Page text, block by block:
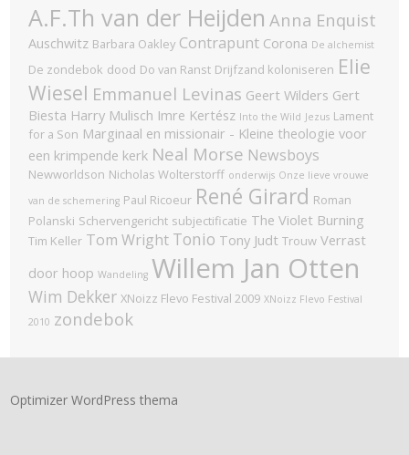
A.F.Th van der Heijden Anna Enquist
Auschwitz Barbara Oakley Contrapunt Corona De alchemist
De zondebok dood Do van Ranst Drijfzand koloniseren Elie
Wiesel Emmanuel Levinas Geert Wilders Gert
Biesta Harry Mulisch Imre Kertész Into the Wild Jezus Lament
for a Son Marginaal en missionair - Kleine theologie voor
een krimpende kerk Neal Morse Newsboys
Newworldson Nicholas Wolterstorff onderwijs Onze lieve vrouwe
van de schemering Paul Ricoeur René Girard Roman
Polanski Schervengericht subjectificatie The Violet Burning
Tim Keller Tom Wright Tonio Tony Judt Trouw Verrast
door hoop Wandeling Willem Jan Otten
Wim Dekker XNoizz Flevo Festival 2009 XNoizz Flevo Festival
2010 zondebok
Optimizer WordPress thema